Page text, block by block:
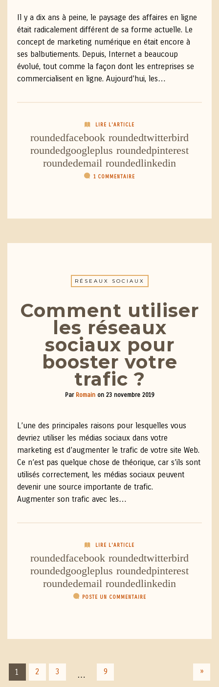
Il y a dix ans à peine, le paysage des affaires en ligne
était radicalement différent de sa forme actuelle. Le
concept de marketing numérique en était encore à
ses balbutiements. Depuis, Internet a beaucoup
évolué, tout comme la façon dont les entreprises se
commercialisent en ligne. Aujourd’hui, les…
LIRE L'ARTICLE
roundedfacebook roundedtwitterbird
roundedgoogleplus roundedpinterest
roundedemail roundedlinkedin
1 COMMENTAIRE
RÉSEAUX SOCIAUX
Comment utiliser
les réseaux
sociaux pour
booster votre
trafic ?
Par Romain on 23 novembre 2019
L’une des principales raisons pour lesquelles vous
devriez utiliser les médias sociaux dans votre
marketing est d’augmenter le trafic de votre site Web.
Ce n’est pas quelque chose de théorique, car s’ils sont
utilisés correctement, les médias sociaux peuvent
devenir une source importante de trafic.
Augmenter son trafic avec les…
LIRE L'ARTICLE
roundedfacebook roundedtwitterbird
roundedgoogleplus roundedpinterest
roundedemail roundedlinkedin
POSTE UN COMMENTAIRE
1 2 3 … 9 »